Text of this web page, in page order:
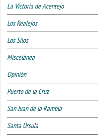
La Victoria de Acentejo
Los Realejos
Los Silos
Miscelánea
Opinión
Puerto de la Cruz
San Juan de la Rambla
Santa Úrsula